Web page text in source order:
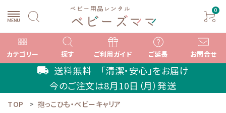
0
カテゴリー 探す ご利用ガイド ご延長 お問合せ
local_shipping 送料無料 「清潔・安心」をお届け
今のご注文は8月10日（月）発送
TOP 抱っこひも・ベビーキャリア